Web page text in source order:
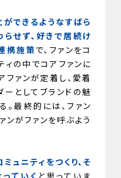
できるようなすばら
せず、好きで居続け
携施策で、ファンをコ
ィの中でコアファンに
ファンが定着し、愛着
としてブランドの魅
最終的には、ファン
ンがファンを呼ぶよう
ュニティをつくり、そ
ていく と思っていま